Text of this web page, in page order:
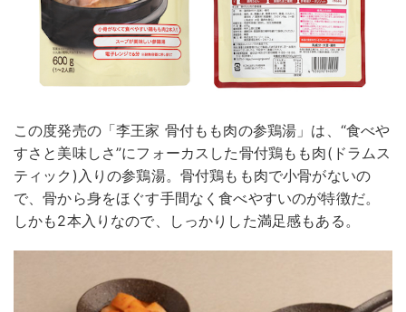
この度発売の「李王家 骨付もも肉の参鶏湯」は、“食べや
すさと美味しさ”にフォーカスした骨付鶏もも肉(ドラムス
ティック)入りの参鶏湯。骨付鶏もも肉で小骨がないの
で、骨から身をほぐす手間なく食べやすいのが特徴だ。
しかも2本入りなので、しっかりした満足感もある。